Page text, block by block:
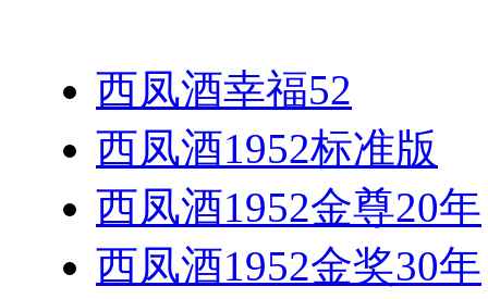
西凤酒幸福52
西凤酒1952标准版
西凤酒1952金尊20年
西凤酒1952金奖30年